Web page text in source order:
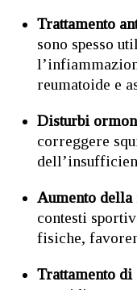
Trattamento
sono spesso
reumatoide e
Disturbi
correggere
Aumento della
contesti
fisiche,
Trattamento